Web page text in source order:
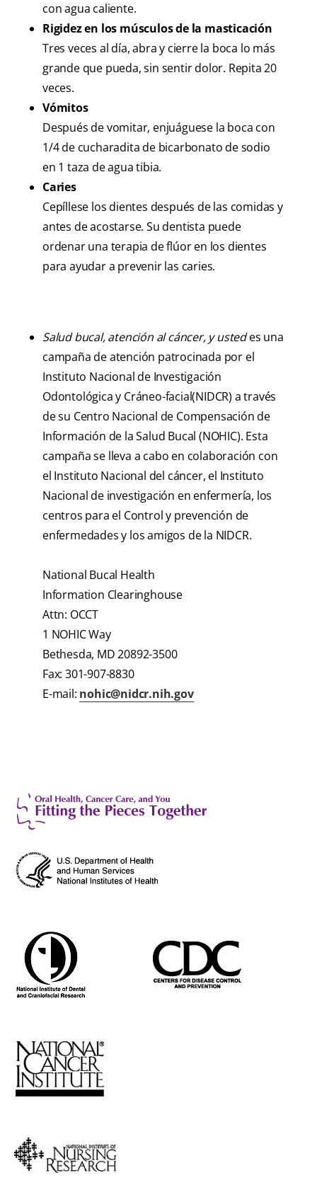
con agua caliente.
Rigidez en los músculos de la masticación
Tres veces al día, abra y cierre la boca lo más
grande que pueda, sin sentir dolor. Repita 20
veces.
Vómitos
Después de vomitar, enjuáguese la boca con
1/4 de cucharadita de bicarbonato de sodio
en 1 taza de agua tibia.
Caries
Cepíllese los dientes después de las comidas y
antes de acostarse. Su dentista puede
ordenar una terapia de flúor en los dientes
para ayudar a prevenir las caries.
Salud bucal, atención al cáncer, y ustedes una
campaña de atención patrocinada por el
Instituto Nacional de Investigación
Odontológica y Cráneo-facial(NIDCR) a través
de su Centro Nacional de Compensación de
Información de la Salud Bucal (NOHIC). Esta
campaña se lleva a cabo en colaboración con
el Instituto Nacional del cáncer, el Instituto
Nacional de investigación en enfermería, los
centros para el Control y prevención de
enfermedades y los amigos de la NIDCR.
National Bucal Health
Information Clearinghouse
Attn: OCCT
1 NOHIC Way
Bethesda, MD 20892-3500
Fax: 301-907-8830
E-mail: nohic@nidcr.nih.gov